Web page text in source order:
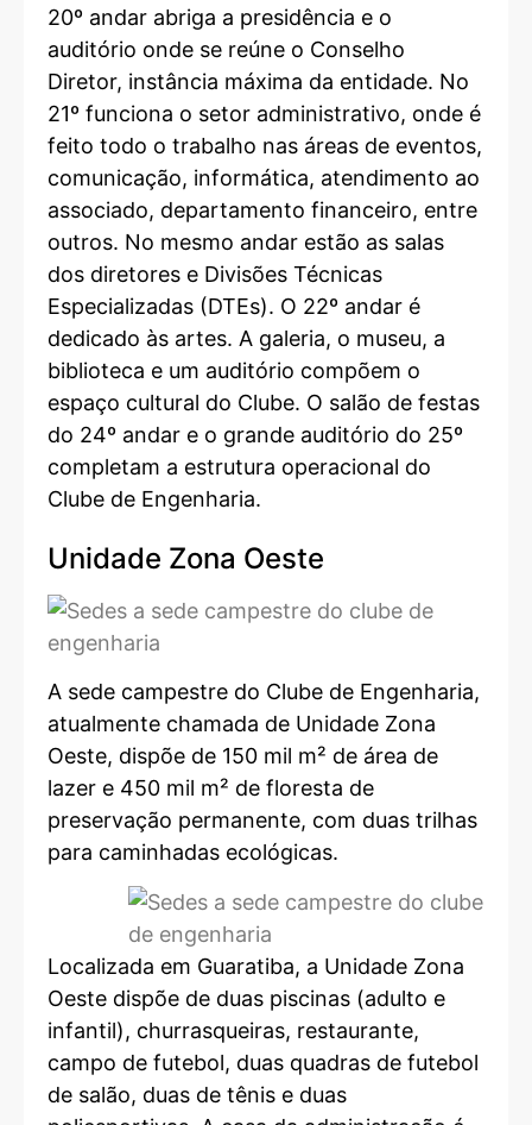
20º andar abriga a presidência e o
auditório onde se reúne o Conselho
Diretor, instância máxima da entidade. No
21º funciona o setor administrativo, onde é
feito todo o trabalho nas áreas de eventos,
comunicação, informática, atendimento ao
associado, departamento financeiro, entre
outros. No mesmo andar estão as salas
dos diretores e Divisões Técnicas
Especializadas (DTEs). O 22º andar é
dedicado às artes. A galeria, o museu, a
biblioteca e um auditório compõem o
espaço cultural do Clube. O salão de festas
do 24º andar e o grande auditório do 25º
completam a estrutura operacional do
Clube de Engenharia.
Unidade Zona Oeste
A sede campestre do Clube de Engenharia,
atualmente chamada de Unidade Zona
Oeste, dispõe de 150 mil m² de área de
lazer e 450 mil m² de floresta de
preservação permanente, com duas trilhas
para caminhadas ecológicas.
Localizada em Guaratiba, a Unidade Zona
Oeste dispõe de duas piscinas (adulto e
infantil), churrasqueiras, restaurante,
campo de futebol, duas quadras de futebol
de salão, duas de tênis e duas